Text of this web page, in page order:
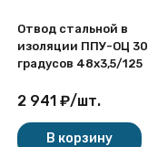
Отвод стальной в
изоляции ППУ-ОЦ 30
градусов 48х3,5/125
2 941 ₽/шт.
В корзину